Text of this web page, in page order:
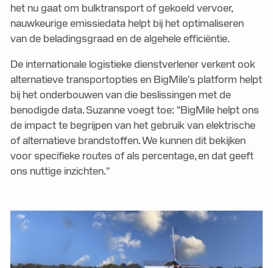
het nu gaat om bulktransport of gekoeld vervoer,
nauwkeurige emissiedata helpt bij het optimaliseren
van de beladingsgraad en de algehele efficiëntie.
De internationale logistieke dienstverlener verkent ook
alternatieve transportopties en BigMile's platform helpt
bij het onderbouwen van die beslissingen met de
benodigde data. Suzanne voegt toe: "BigMile helpt ons
de impact te begrijpen van het gebruik van elektrische
of alternatieve brandstoffen. We kunnen dit bekijken
voor specifieke routes of als percentage, en dat geeft
ons nuttige inzichten."